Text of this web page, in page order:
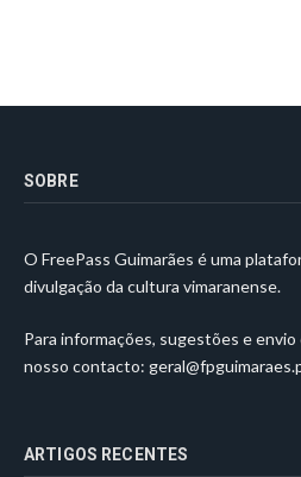
SOBRE
O FreePass Guimarães é uma
divulgação da cultura vimaranense.
Para informações, sugestões e
nosso contacto:
ARTIGOS RECENTES